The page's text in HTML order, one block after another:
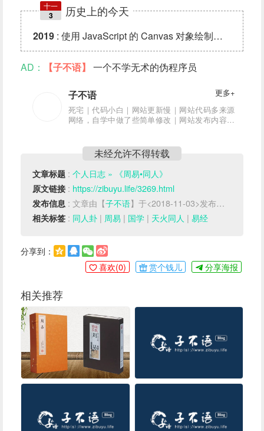
十一
3 历史上的今天
2019 : 使用 JavaScript 的 Canvas 对象绘制海报 评论 (4)
AD： 【子不语】 一个不学无术的伪程序员
更多+
子不语
死宅｜代码小白｜网站更新慢｜网站代码多来源
网络，自学中做了些简单修改｜网站发布内容亲
未经允许不得转载
文章标题 : 个人日志 » 《周易•同人》
原文链接 : https://zibuyu.life/3269.html
发布信息 : 文章由【子不语】于<2018-11-03>发布于【
相关标签 : 同人卦 | 周易 | 国学 | 天火同人 | 易经
分享到：
喜欢(0) 赏个钱儿 分享海报
相关推荐